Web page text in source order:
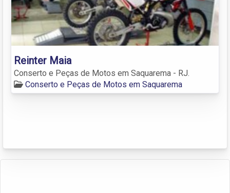
Reinter Maia
Conserto e Peças de Motos em Saquarema - RJ.
Conserto e Peças de Motos em Saquarema